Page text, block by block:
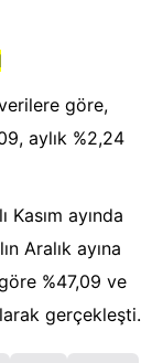
göre,
aylık %2,24
ayında
Aralık ayına
%47,09 ve
gerçekleşti.